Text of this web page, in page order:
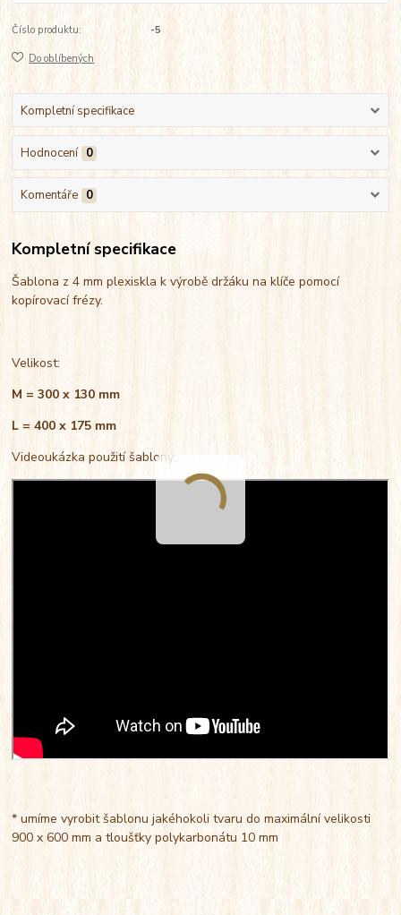
Číslo produktu: -5
Do oblíbených
Kompletní specifikace
Hodnocení 0
Komentáře 0
Kompletní specifikace
Šablona z 4 mm plexiskla k výrobě držáku na klíče pomocí
kopírovací frézy.
Velikost:
M = 300 x 130 mm
L = 400 x 175 mm
Videoukázka použití šablony:
* umíme vyrobit šablonu jakéhokoli tvaru do maximální velikosti
900 x 600 mm a tloušťky polykarbonátu 10 mm